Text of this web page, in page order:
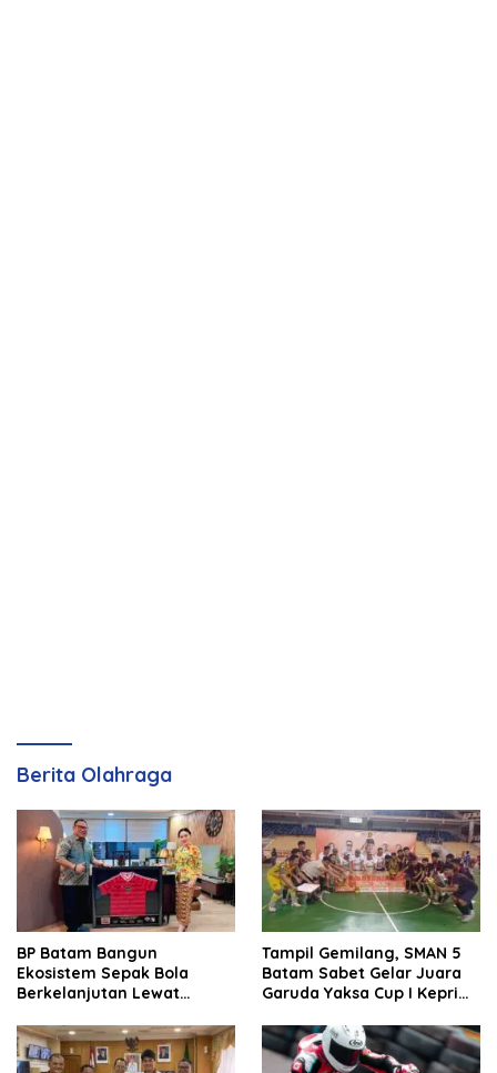
Berita Olahraga
BP Batam Bangun
Ekosistem Sepak Bola
Berkelanjutan Lewat
Tampil Gemilang, SMAN 5
Batam Sabet Gelar Juara
Garuda Yaksa Cup I Kepri